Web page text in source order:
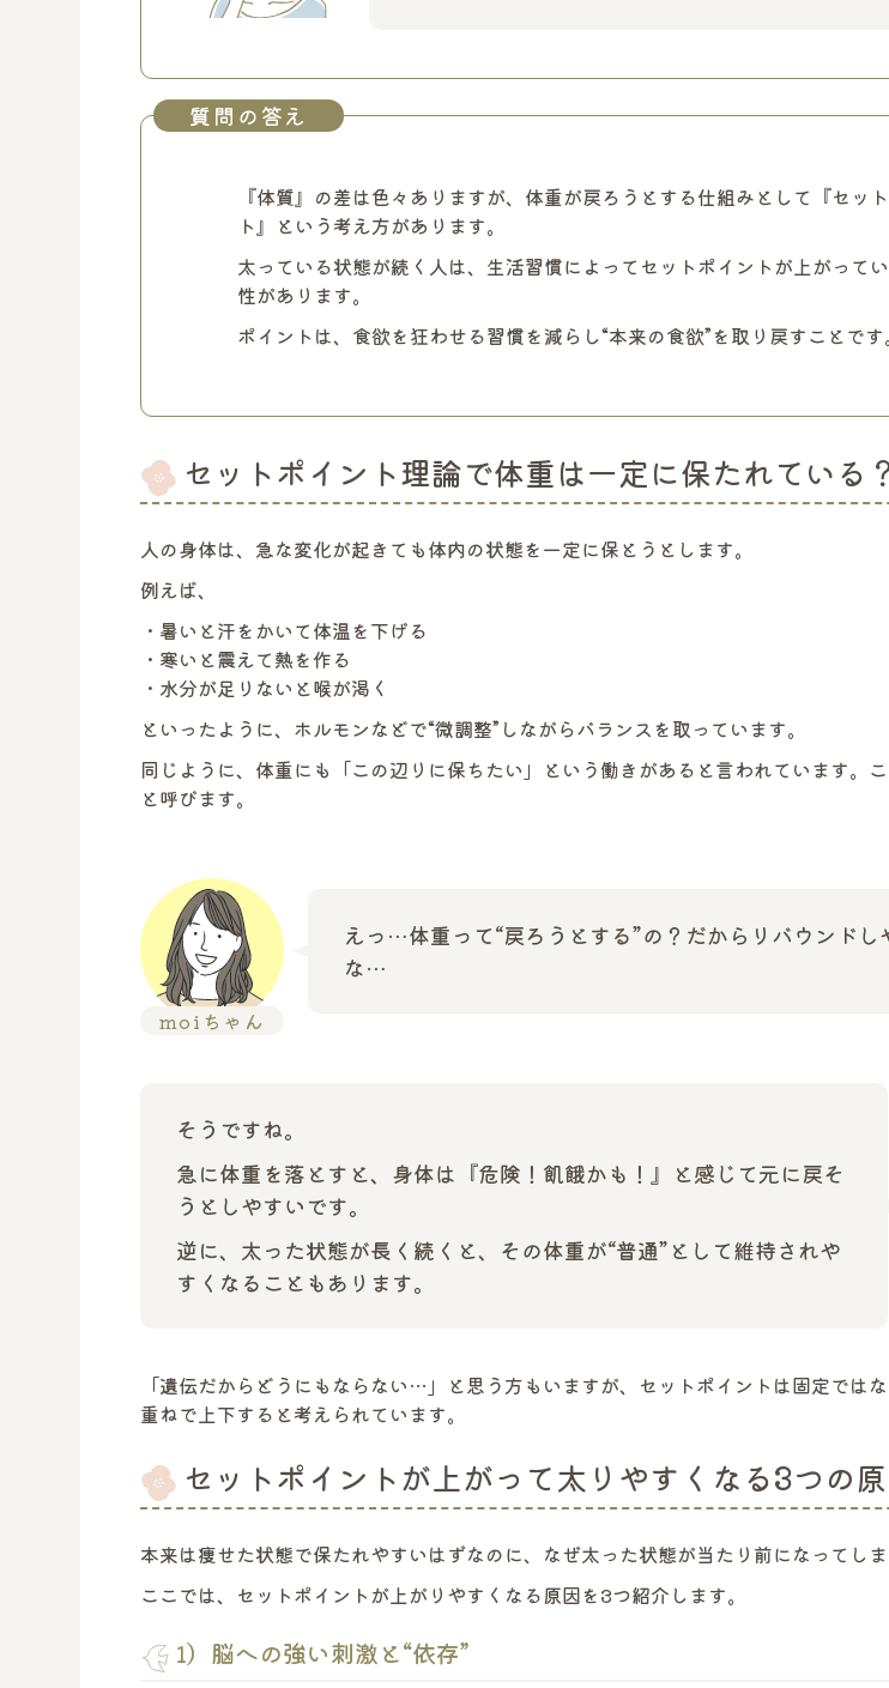
『体質』の差は色々ありますが、体重が戻ろうとする仕組みとして『セッ
ト』という考え方があります。
太っている状態が続く人は、生活習慣によってセットポイントが上がって
性があります。
ポイントは、食欲を狂わせる習慣を減らし“本来の食欲”を取り戻すことです。
質問の答え
セットポイント理論で体重は一定に保たれている？
人の身体は、急な変化が起きても体内の状態を一定に保とうとします。
例えば、
・暑いと汗をかいて体温を下げる
・寒いと震えて熱を作る
・水分が足りないと喉が渇く
といったように、ホルモンなどで“微調整”しながらバランスを取っています。
同じように、体重にも「この辺りに保ちたい」という働きがあると言われています。
と呼びます。
moiちゃん
えっ…体重って“戻ろうとする”の？だからリバウンドし
な…
そうですね。
急に体重を落とすと、身体は『危険！飢餓かも！』と感じて元に戻そ
うとしやすいです。
逆に、太った状態が長く続くと、その体重が“普通”として維持されや
すくなることもあります。
「遺伝だからどうにもならない…」と思う方もいますが、セットポイントは固定では
重ねで上下すると考えられています。
セットポイントが上がって太りやすくなる3つの
本来は痩せた状態で保たれやすいはずなのに、なぜ太った状態が当たり前になってしま
ここでは、セットポイントが上がりやすくなる原因を3つ紹介します。
1）脳への強い刺激と“依存”